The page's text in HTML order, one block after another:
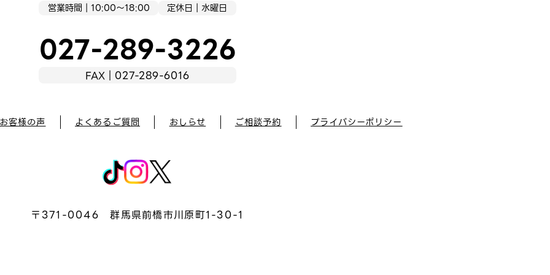
営業時間｜10:00～18:00 定休日｜水曜日
027-289-3226
FAX｜027-289-6016
客様の声 よくあるご質問 おしらせ ご相談予約 プライバシーポリシー
〒371-0046 群馬県前橋市川原町1-30-1